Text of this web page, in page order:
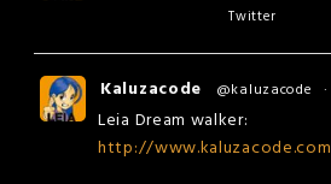
Twitter
Kaluzacode @kaluzacode ·
Leia Dream walker:
http://www.kaluzacode.com